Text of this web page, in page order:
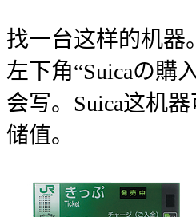
找一台这样的机器
左下角“Suicaの購
会写。Suica这机
储值。